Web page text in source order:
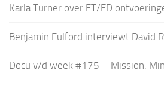
Karla Turner over ET/ED
Benjamin Fulford interviewt David
Docu v/d week #175 – Mission: